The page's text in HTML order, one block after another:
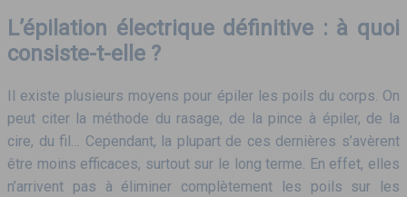
L’épilation électrique définitive : à quoi
consiste-t-elle ?
Il existe plusieurs moyens pour épiler les poils du corps. On
peut citer la méthode du rasage, de la pince à épiler, de la
cire, du fil… Cependant, la plupart de ces dernières s’avèrent
être moins efficaces, surtout sur le long terme. En effet, elles
n’arrivent pas à éliminer complètement les poils sur les